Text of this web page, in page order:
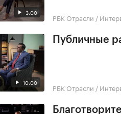
3:00 РБК Отрасли /
10:00
Публичные
РБК Отрасли /